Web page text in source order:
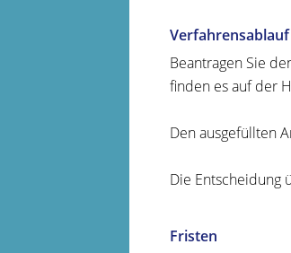
Verfahrensablauf
Beantragen Sie
finden es auf der
Den ausgefüllten
Die Entscheidung
Fristen